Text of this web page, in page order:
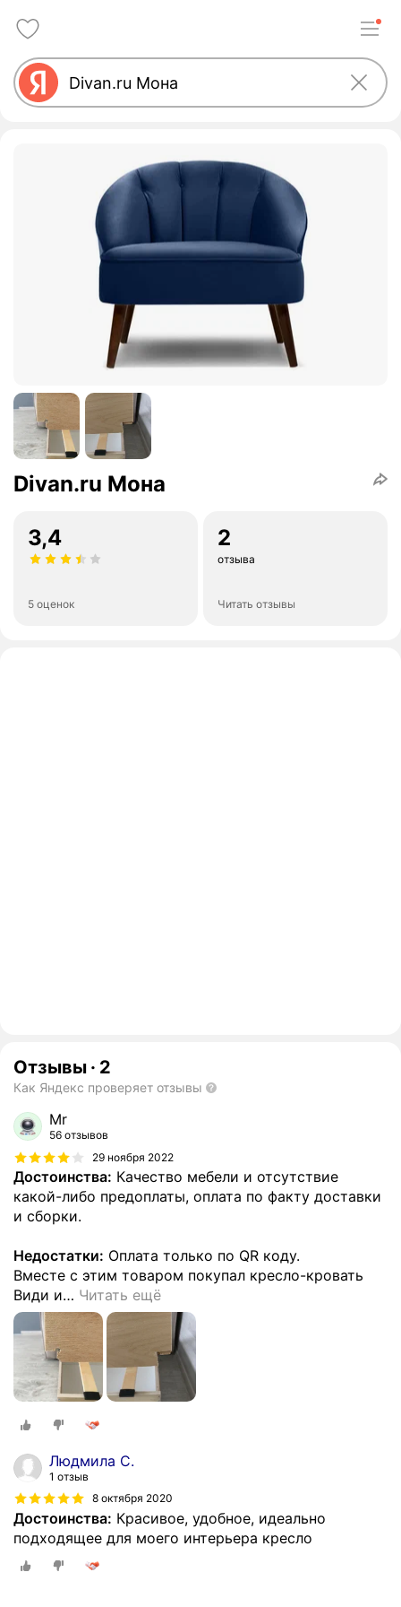
Divan.ru Мона
3,4
5 оценок
2
отзыва
Читать отзывы
Отзывы · 2
Как Яндекс проверяет отзывы
Mr
56 отзывов
29 ноября 2022
Достоинства: Качество мебели и отсутствие
какой-либо предоплаты, оплата по факту доставки
и сборки.
Недостатки: Оплата только по QR коду.
Вместе с этим товаром покупал кресло-кровать
Види и… Читать ещё
Людмила С.
1 отзыв
8 октября 2020
Достоинства: Красивое, удобное, идеально
подходящее для моего интерьера кресло